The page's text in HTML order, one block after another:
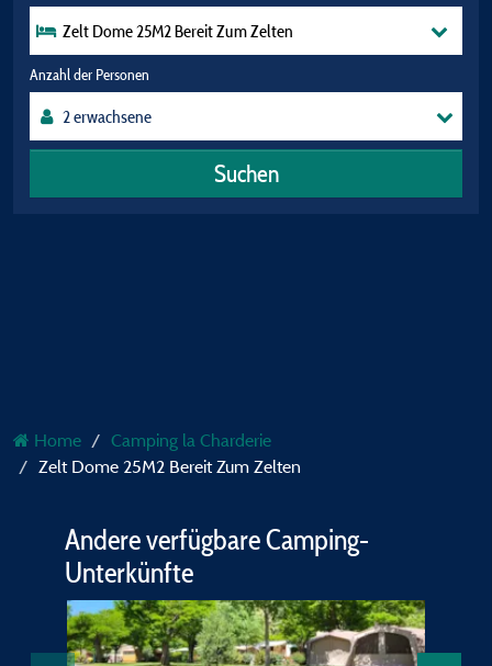
Zelt Dome 25M2 Bereit Zum Zelten
Anzahl der Personen
Suchen
Home
Camping la Charderie
Zelt Dome 25M2 Bereit Zum Zelten
Andere verfügbare Camping-
Unterkünfte